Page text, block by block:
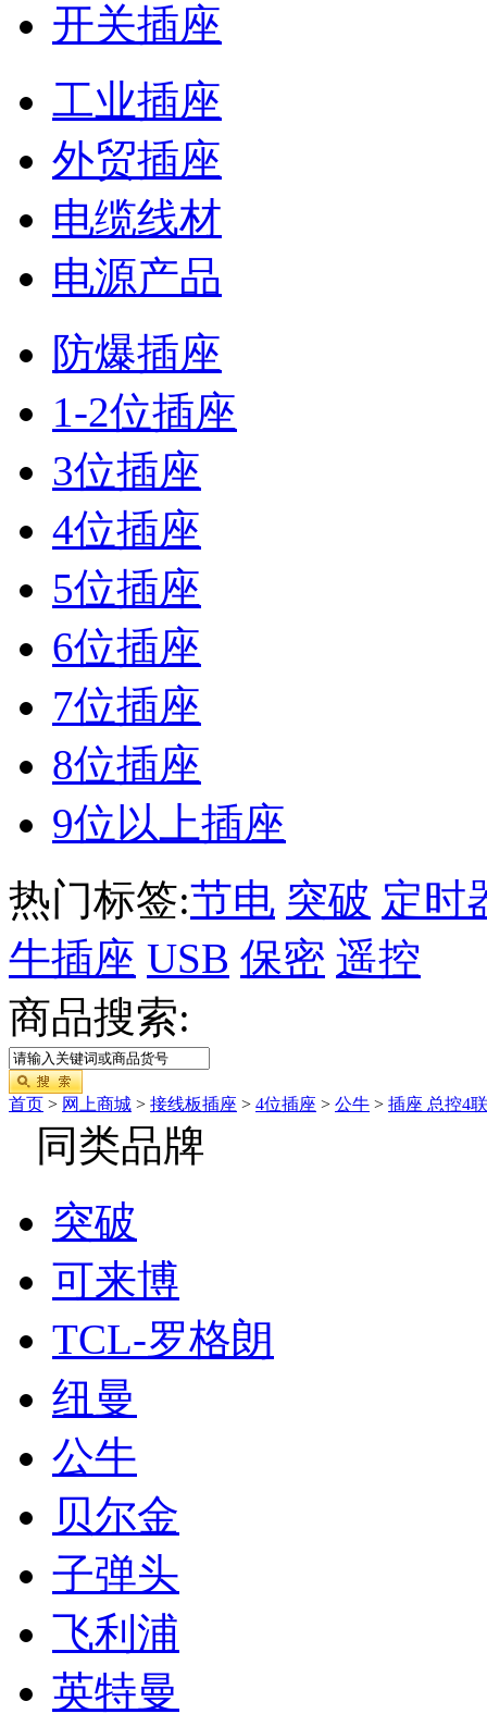
开关插座
工业插座
外贸插座
电缆线材
电源产品
防爆插座
1-2位插座
3位插座
4位插座
5位插座
6位插座
7位插座
8位插座
9位以上插座
热门标签:节电 突破 定时
牛插座 USB 保密 遥控
商品搜索:
首页 > 网上商城 > 接线板插座 > 4位插座 > 公牛 > 插座 总控4
同类品牌
突破
可来博
TCL-罗格朗
纽曼
公牛
贝尔金
子弹头
飞利浦
英特曼